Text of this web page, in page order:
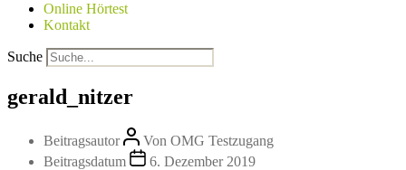
Online Hörtest
Kontakt
Suche
gerald_nitzer
Beitragsautor Von OMG Testzugang
Beitragsdatum
6. Dezember 2019